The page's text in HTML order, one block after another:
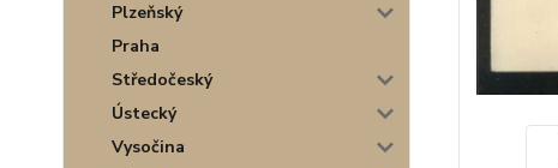
Plzeňský
Praha
Středočeský
Ústecký
Vysočina